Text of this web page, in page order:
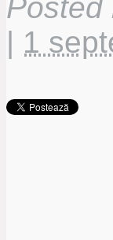
Posted
| 1